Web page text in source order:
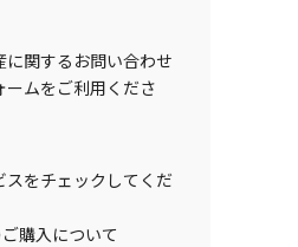
に関するお問い合わせ
ームをご利用くださ
スをチェックしてくだ
購入について